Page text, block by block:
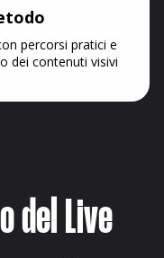
percorsi pratici e
dei contenuti visivi
del Live